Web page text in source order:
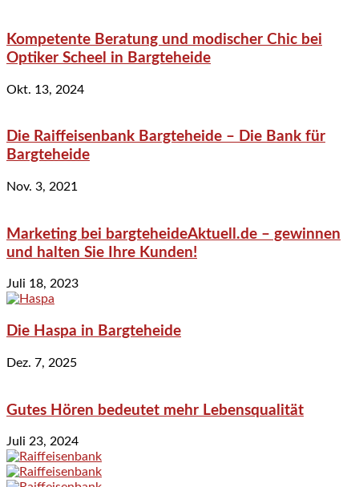
Kompetente Beratung und modischer Chic bei
Optiker Scheel in Bargteheide
Okt. 13, 2024
Die Raiffeisenbank Bargteheide – Die Bank für
Bargteheide
Nov. 3, 2021
Marketing bei bargteheideAktuell.de – gewinnen
und halten Sie Ihre Kunden!
Juli 18, 2023
Die Haspa in Bargteheide
Dez. 7, 2025
Gutes Hören bedeutet mehr Lebensqualität
Juli 23, 2024